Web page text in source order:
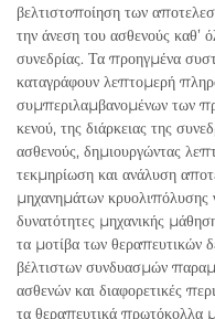
βελτιστοποίηση των
την άνεση του ασθενούς καθ’
συνεδρίας. Τα προηγμένα
καταγράφουν λεπτομερή
συμπεριλαμβανομένων των
κενού, της διάρκειας της
ασθενούς, δημιουργώντας
τεκμηρίωση και ανάλυση
μηχανημάτων κρυολιπόλυσης
δυνατότητες μηχανικής
τα μοτίβα των θεραπευτικών
βέλτιστων συνδυασμών
ασθενών και διαφορετικές
τα θεραπευτικά πρωτόκολλα